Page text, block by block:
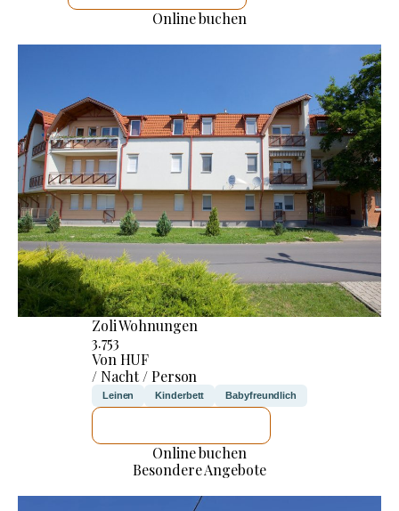
Online buchen
Zoli Wohnungen
3.753
Von HUF
/ Nacht / Person
Leinen Kinderbett Babyfreundlich
Online buchen
Besondere Angebote